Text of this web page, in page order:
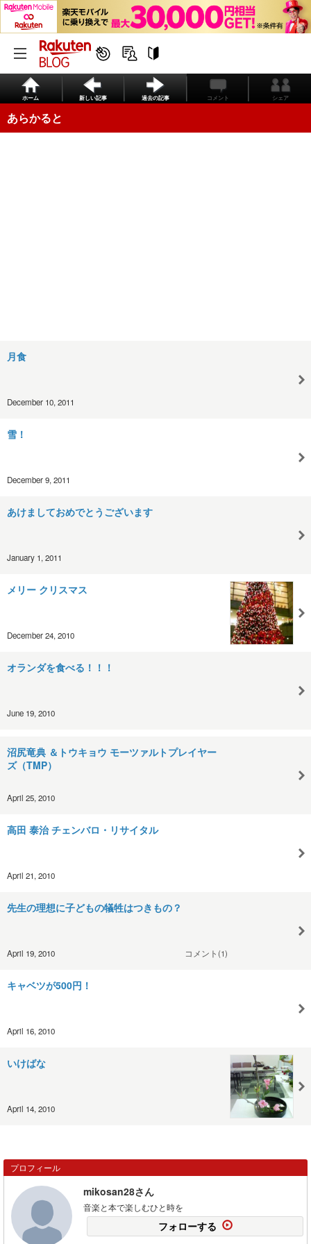
ホーム 新しい記事 過去の記事 コメント シェア
あらかると
月食
December 10, 2011
雪！
December 9, 2011
あけましておめでとうございます
January 1, 2011
メリー クリスマス
December 24, 2010
オランダを食べる！！！
June 19, 2010
沼尻竜典 ＆トウキョウ モーツァルトプレイヤー
ズ（TMP）
April 25, 2010
高田 泰治 チェンバロ・リサイタル
April 21, 2010
先生の理想に子どもの犠牲はつきもの？
April 19, 2010 コメント(1)
キャベツが500円！
April 16, 2010
いけばな
April 14, 2010
プロフィール
mikosan28さん
音楽と本で楽しむひと時を
フォローする